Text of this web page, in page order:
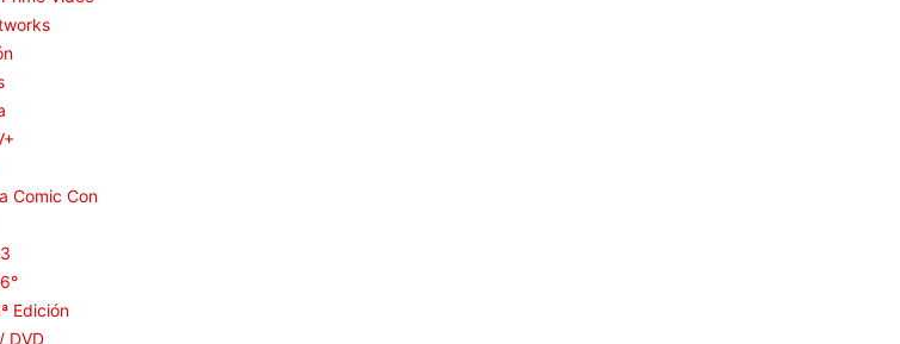
Comic Con
Edición
DVD